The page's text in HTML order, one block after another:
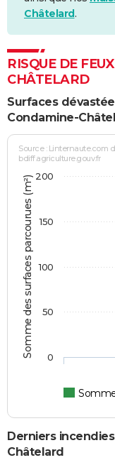
Châtelard.
RISQUE DE
CHÂTELARD
Surfaces
Condamine-
Somme des surfaces parcourues (m²)
Source : Linternaute.com
bdiff.agriculture.gouv.fr
0
50
100
150
200
Derniers
Châtelard